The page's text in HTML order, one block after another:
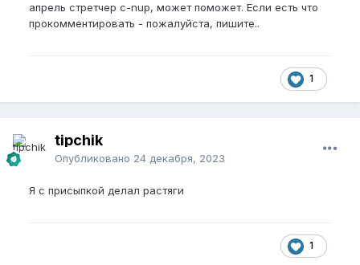
апрель стретчер c-nup, может поможет. Если есть что
прокомментировать - пожалуйста, пишите..
1
tipchik
Опубликовано 24 декабря, 2023
Я с присыпкой делал растяги
1